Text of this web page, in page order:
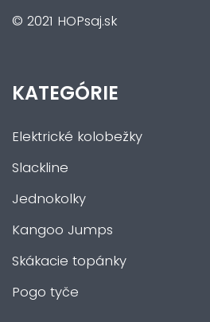
© 2021 HOPsaj.sk
KATEGÓRIE
Elektrické kolobežky
Slackline
Jednokolky
Kangoo Jumps
Skákacie topánky
Pogo tyče